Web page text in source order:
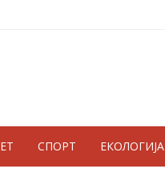
СПОРТ ЕКОЛОГИЈА